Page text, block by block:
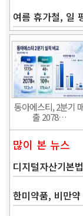
여름 휴가철, 일
동아에스티, 2분기
출 2078…
많이 본 뉴스
디지털자산기본
한미약품, 비만